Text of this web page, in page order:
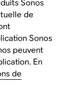
Sonos
de
Sonos
peuvent
En
de